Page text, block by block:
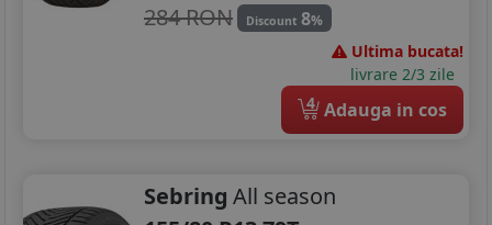
284 RON Discount 8%
Ultima bucata!
livrare 2/3 zile
4 Adauga in cos
Sebring All season